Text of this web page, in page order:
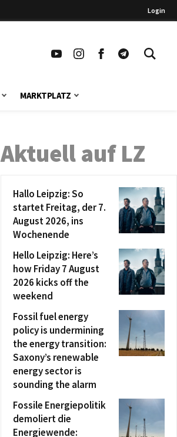
Login
MARKTPLATZ
Aktuell auf LZ
Hallo Leipzig: So
startet Freitag, der 7.
August 2026, ins
Wochenende
Hello Leipzig: Here’s
how Friday 7 August
2026 kicks off the
weekend
Fossil fuel energy
policy is undermining
the energy transition:
Saxony’s renewable
energy sector is
sounding the alarm
Fossile Energiepolitik
demoliert die
Energiewende: